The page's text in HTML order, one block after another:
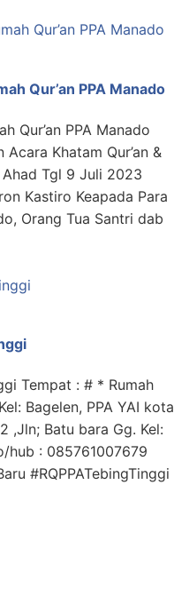
Qur’an PPA Manado
Qur’an PPA Manado
Khatam Qur’an &
Tgl 9 Juli 2023
Kastiro Keapada Para
Orang Tua Santri dab
Tempat : # * Rumah
Bagelen, PPA YAI kota
,Jln; Batu bara Gg. Kel:
hub : 085761007679
#RQPPATebingTinggi